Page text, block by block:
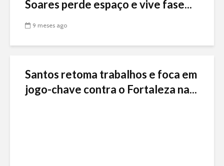
Soares perde espaço e vive fase...
9 meses ago
Santos retoma trabalhos e foca em
jogo-chave contra o Fortaleza na...